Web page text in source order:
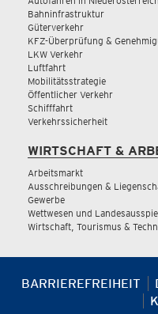
Bahninfrastruktur
Güterverkehr
KFZ-Überprüfung &
LKW Verkehr
Luftfahrt
Mobilitätsstrategie
Öffentlicher Verkehr
Schifffahrt
Verkehrssicherheit
WIRTSCHAFT &
Arbeitsmarkt
Ausschreibungen &
Gewerbe
Wettwesen und
Wirtschaft, Tourismus &
BARRIEREFREIHEIT